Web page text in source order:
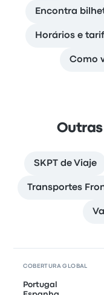
Encontra
Horários e
Como
SKPT de Viaje
Transportes
COBERTURA GLOBAL
Portugal